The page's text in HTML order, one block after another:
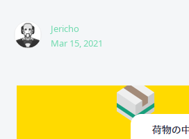
Jericho
Mar 15, 2021